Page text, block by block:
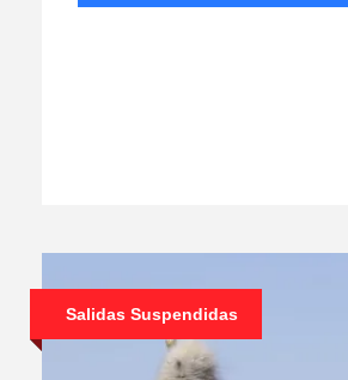
Salidas Suspendidas